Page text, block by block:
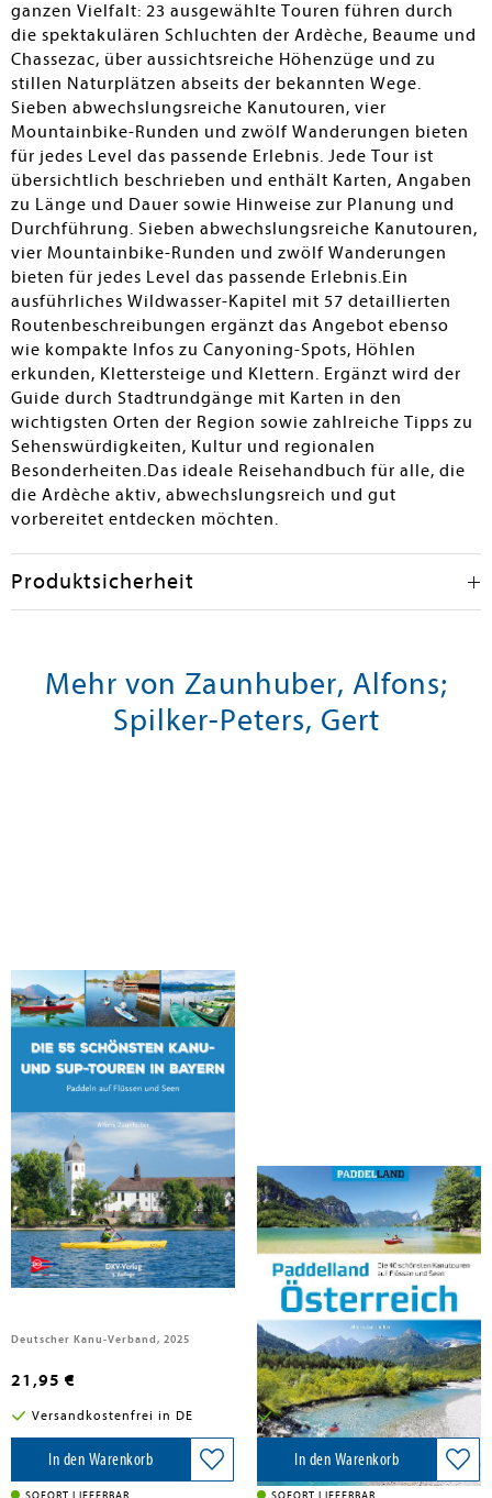
ganzen Vielfalt: 23 ausgewählte Touren führen durch
die spektakulären Schluchten der Ardèche, Beaume und
Chassezac, über aussichtsreiche Höhenzüge und zu
stillen Naturplätzen abseits der bekannten Wege.
Sieben abwechslungsreiche Kanutouren, vier
Mountainbike-Runden und zwölf Wanderungen bieten
für jedes Level das passende Erlebnis. Jede Tour ist
übersichtlich beschrieben und enthält Karten, Angaben
zu Länge und Dauer sowie Hinweise zur Planung und
Durchführung. Sieben abwechslungsreiche Kanutouren,
vier Mountainbike-Runden und zwölf Wanderungen
bieten für jedes Level das passende Erlebnis.Ein
ausführliches Wildwasser-Kapitel mit 57 detaillierten
Routenbeschreibungen ergänzt das Angebot ebenso
wie kompakte Infos zu Canyoning-Spots, Höhlen
erkunden, Klettersteige und Klettern. Ergänzt wird der
Guide durch Stadtrundgänge mit Karten in den
wichtigsten Orten der Region sowie zahlreiche Tipps zu
Sehenswürdigkeiten, Kultur und regionalen
Besonderheiten.Das ideale Reisehandbuch für alle, die
die Ardèche aktiv, abwechslungsreich und gut
vorbereitet entdecken möchten.
Produktsicherheit
Mehr von Zaunhuber, Alfons;
Spilker-Peters, Gert
Zaunhuber, Alfons
Die 55 schönsten Kanu- und SUP-
Touren in Bayern
Deutscher Kanu-Verband, 2025
21,95 €
Versandkostenfrei in DE
In den Warenkorb
Zaunhuber, Alfons
Paddelland Österreich
Kettler, Thomas, 2025
26,90 €
Versandkostenfrei in DE
In den Warenkorb